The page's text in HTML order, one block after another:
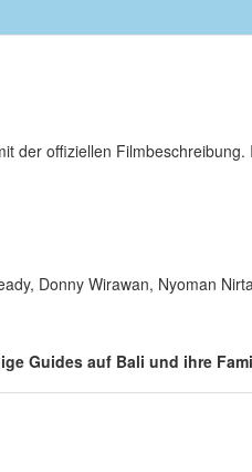
der offiziellen
Donny Wirawan, Nyoman
Guides auf Bali und ihre